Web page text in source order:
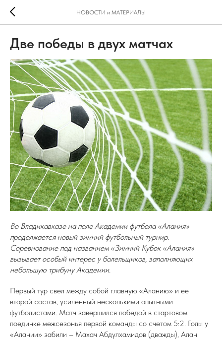
НОВОСТИ и МАТЕРИАЛЫ
Две победы в двух матчах
Во Владикавказе на поле Академии футбола «Алания»
продолжается новый зимний футбольный турнир.
Соревнование под названием «Зимний Кубок «Алания»
вызывает особый интерес у болельщиков, заполняющих
небольшую трибуну Академии.
Первый тур свел между собой главную «Аланию» и ее
второй состав, усиленный несколькими опытными
футболистами. Матч завершился победой в стартовом
поединке межсезонья первой команды со счетом 5:2. Голы у
«Алании» забили – Махач Абдулхамидов (дважды), Алан